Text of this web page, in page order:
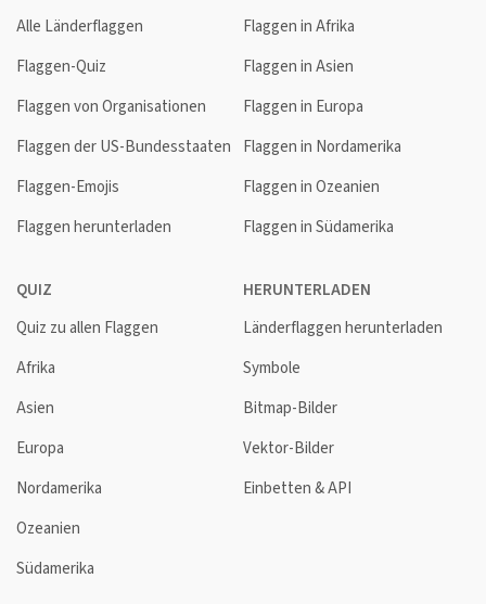
Alle Länderflaggen
Flaggen-Quiz
Flaggen von Organisationen
Flaggen der US-Bundesstaaten
Flaggen-Emojis
Flaggen herunterladen
Flaggen in Afrika
Flaggen in Asien
Flaggen in Europa
Flaggen in Nordamerika
Flaggen in Ozeanien
Flaggen in Südamerika
QUIZ
Quiz zu allen Flaggen
Afrika
Asien
Europa
Nordamerika
Ozeanien
Südamerika
HERUNTERLADEN
Länderflaggen herunterladen
Symbole
Bitmap-Bilder
Vektor-Bilder
Einbetten & API